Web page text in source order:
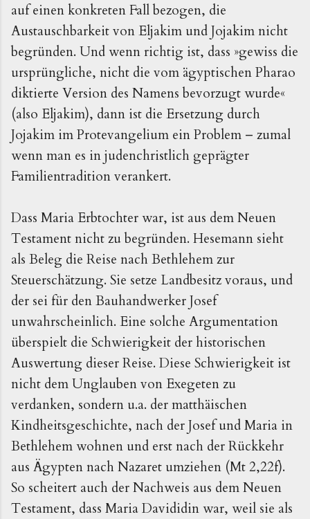
auf einen konkreten Fall bezogen, die
Austauschbarkeit von Eljakim und Jojakim nicht
begründen. Und wenn richtig ist, dass »gewiss die
ursprüngliche, nicht die vom ägyptischen Pharao
diktierte Version des Namens bevorzugt wurde«
(also Eljakim), dann ist die Ersetzung durch
Jojakim im Protevangelium ein Problem – zumal
wenn man es in judenchristlich geprägter
Familientradition verankert.
Dass Maria Erbtochter war, ist aus dem Neuen
Testament nicht zu begründen. Hesemann sieht
als Beleg die Reise nach Bethlehem zur
Steuerschätzung. Sie setze Landbesitz voraus, und
der sei für den Bauhandwerker Josef
unwahrscheinlich. Eine solche Argumentation
überspielt die Schwierigkeit der historischen
Auswertung dieser Reise. Diese Schwierigkeit ist
nicht dem Unglauben von Exegeten zu
verdanken, sondern u.a. der matthäischen
Kindheitsgeschichte, nach der Josef und Maria in
Bethlehem wohnen und erst nach der Rückkehr
aus Ägypten nach Nazaret umziehen (Mt 2,22f).
So scheitert auch der Nachweis aus dem Neuen
Testament, dass Maria Davididin war, weil sie als